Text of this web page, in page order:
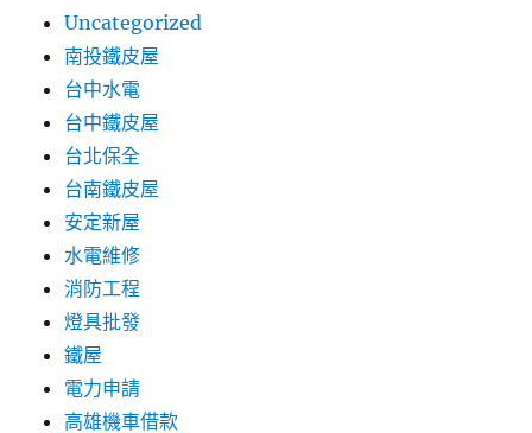
Uncategorized
南投鐵皮屋
台中水電
台中鐵皮屋
台北保全
台南鐵皮屋
安定新屋
水電維修
消防工程
燈具批發
鐵屋
電力申請
高雄機車借款